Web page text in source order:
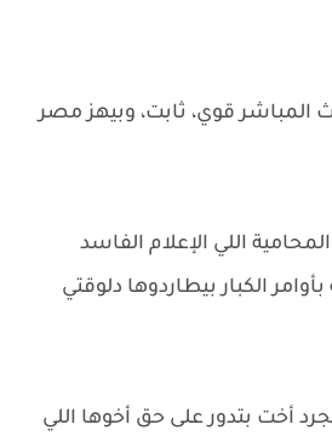
قوي، ثابت، وبيهز مصر
اللي الإعلام الفاسد
الكبار بيطاردوها دلوقتي
أخت بتدور على حق أخوها اللي